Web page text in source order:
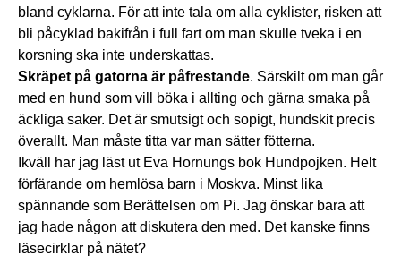
bland cyklarna. För att inte tala om alla cyklister, risken att
bli påcyklad bakifrån i full fart om man skulle tveka i en
korsning ska inte underskattas.
Skräpet på gatorna är påfrestande. Särskilt om man går
med en hund som vill böka i allting och gärna smaka på
äckliga saker. Det är smutsigt och sopigt, hundskit precis
överallt. Man måste titta var man sätter fötterna.
Ikväll har jag läst ut Eva Hornungs bok Hundpojken. Helt
förfärande om hemlösa barn i Moskva. Minst lika
spännande som Berättelsen om Pi. Jag önskar bara att
jag hade någon att diskutera den med. Det kanske finns
läsecirklar på nätet?